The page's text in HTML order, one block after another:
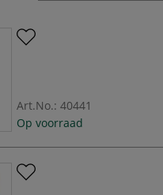
Art.No.: 40441
Op voorraad